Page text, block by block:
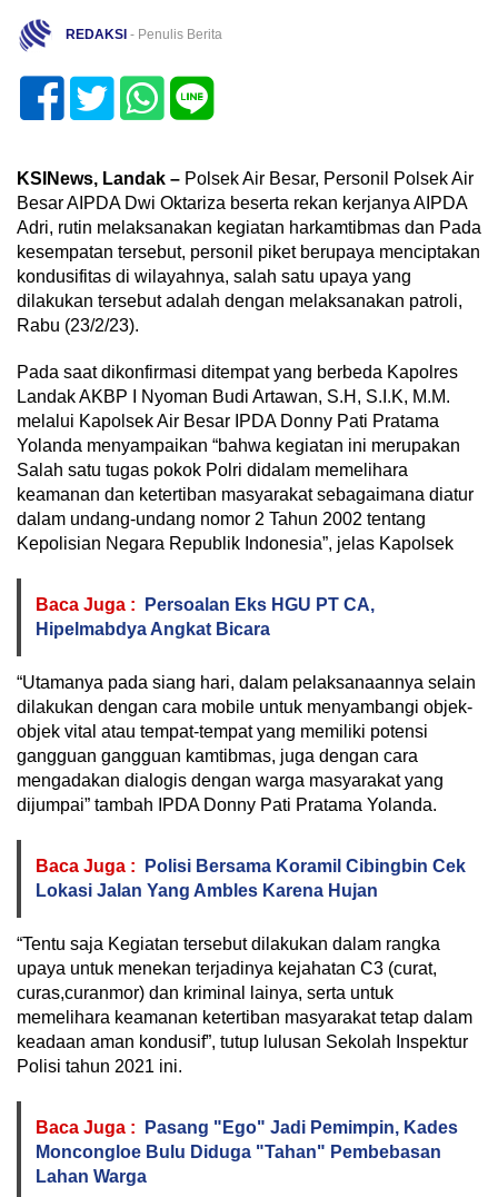
REDAKSI - Penulis Berita
KSINews, Landak – Polsek Air Besar, Personil Polsek Air
Besar AIPDA Dwi Oktariza beserta rekan kerjanya AIPDA
Adri, rutin melaksanakan kegiatan harkamtibmas dan Pada
kesempatan tersebut, personil piket berupaya menciptakan
kondusifitas di wilayahnya, salah satu upaya yang
dilakukan tersebut adalah dengan melaksanakan patroli,
Rabu (23/2/23).
Pada saat dikonfirmasi ditempat yang berbeda Kapolres
Landak AKBP I Nyoman Budi Artawan, S.H, S.I.K, M.M.
melalui Kapolsek Air Besar IPDA Donny Pati Pratama
Yolanda menyampaikan “bahwa kegiatan ini merupakan
Salah satu tugas pokok Polri didalam memelihara
keamanan dan ketertiban masyarakat sebagaimana diatur
dalam undang-undang nomor 2 Tahun 2002 tentang
Kepolisian Negara Republik Indonesia”, jelas Kapolsek
Baca Juga :
Persoalan Eks HGU PT CA,
Hipelmabdya Angkat Bicara
“Utamanya pada siang hari, dalam pelaksanaannya selain
dilakukan dengan cara mobile untuk menyambangi objek-
objek vital atau tempat-tempat yang memiliki potensi
gangguan gangguan kamtibmas, juga dengan cara
mengadakan dialogis dengan warga masyarakat yang
dijumpai” tambah IPDA Donny Pati Pratama Yolanda.
Baca Juga :
Polisi Bersama Koramil Cibingbin Cek
Lokasi Jalan Yang Ambles Karena Hujan
“Tentu saja Kegiatan tersebut dilakukan dalam rangka
upaya untuk menekan terjadinya kejahatan C3 (curat,
curas,curanmor) dan kriminal lainya, serta untuk
memelihara keamanan ketertiban masyarakat tetap dalam
keadaan aman kondusif”, tutup lulusan Sekolah Inspektur
Polisi tahun 2021 ini.
Baca Juga :
Pasang "Ego" Jadi Pemimpin, Kades
Moncongloe Bulu Diduga "Tahan" Pembebasan
Lahan Warga